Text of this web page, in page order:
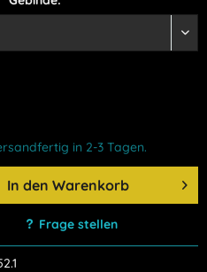
in 2-3 Tagen.
In den Warenkorb
Frage stellen